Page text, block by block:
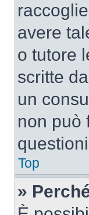
avere
o tutore
scritte
un
non può
Top
»